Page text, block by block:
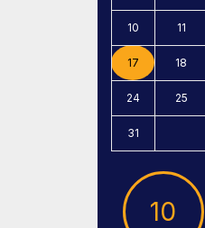
10 11
17 18
24 25
31
10